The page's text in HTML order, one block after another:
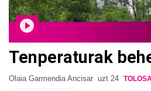
Tenperaturak
Olaia Garmendia Ancisar uzt 24